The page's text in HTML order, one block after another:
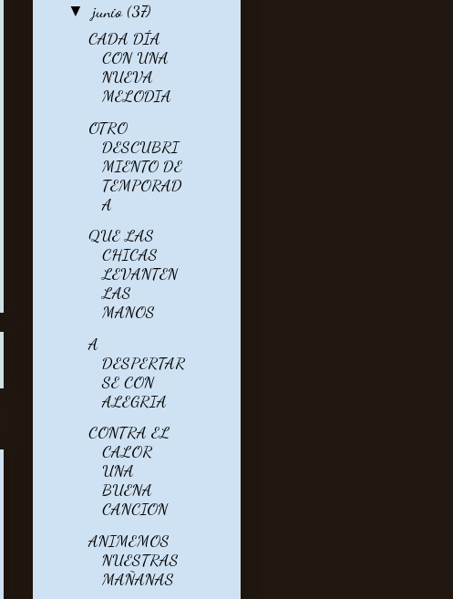
▼ junio (37)
CADA DÍA
CON UNA
NUEVA
MELODIA
OTRO
DESCUBRI
MIENTO DE
TEMPORAD
A
QUE LAS
CHICAS
LEVANTEN
LAS
MANOS
A
DESPERTAR
SE CON
ALEGRIA
CONTRA EL
CALOR
UNA
BUENA
CANCION
ANIMEMOS
NUESTRAS
MAÑANAS